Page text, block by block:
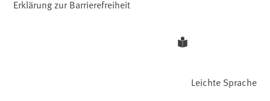
Erklärung zur Barrierefreiheit
Leichte Sprache